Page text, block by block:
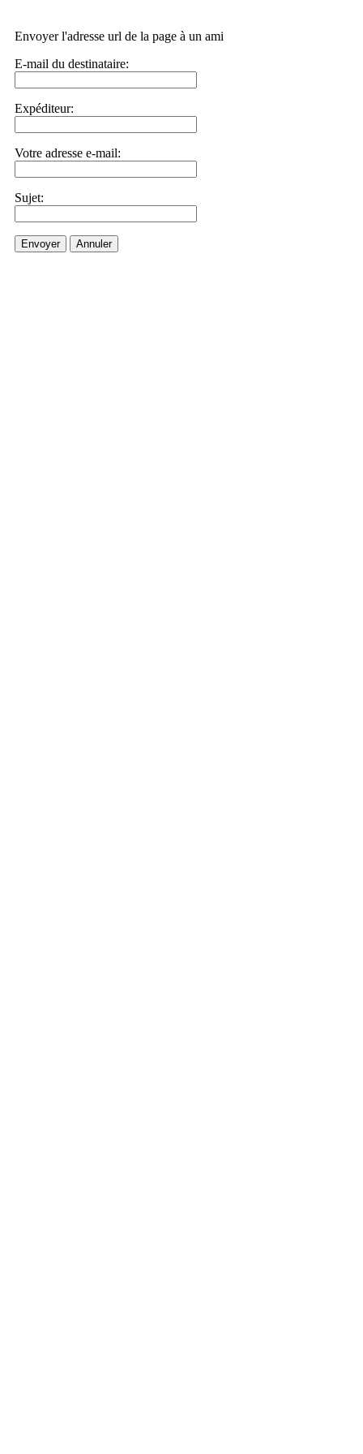
Envoyer l'adresse url de la page à un ami
E-mail du destinataire:
Expéditeur:
Votre adresse e-mail:
Sujet:
Envoyer Annuler